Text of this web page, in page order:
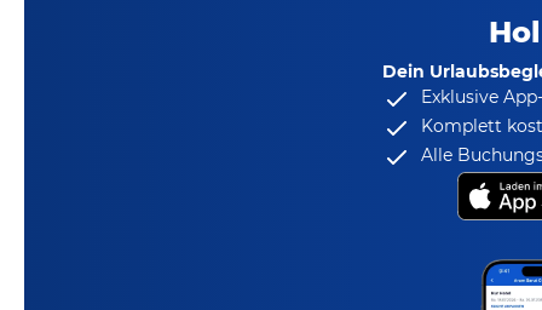
Dein
Exklusive
Komplett
Alle